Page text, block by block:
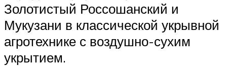
Золотистый Россошанский и
Мукузани в классической укрывной
агротехнике с воздушно-сухим
укрытием.